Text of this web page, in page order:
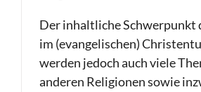
Der inhaltliche Schwerpunkt
im (evangelischen)
werden jedoch auch viele
anderen Religionen sowie